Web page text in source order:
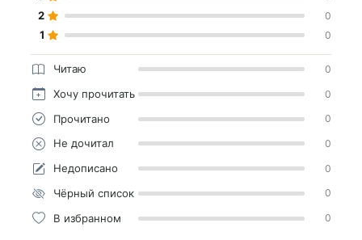
2 0
1 0
Читаю 0
Хочу прочитать 0
Прочитано 0
Не дочитал 0
Недописано 0
Чёрный список 0
В избранном 0